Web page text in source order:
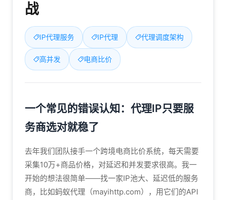
战
IP代理服务 IP代理 代理调度架构
高并发 电商比价
一个常见的错误认知：代理IP只要服
务商选对就稳了
去年我们团队接手一个跨境电商比价系统，每天需要
采集10万+商品价格，对延迟和并发要求很高。我一
开始的想法很简单——找一家IP池大、延迟低的服务
商，比如蚂蚁代理（mayihttp.com），用它们的API